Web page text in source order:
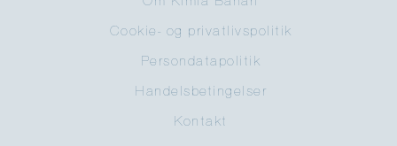
Cookie- og privatlivspolitik
Persondatapolitik
Handelsbetingelser
Kontakt